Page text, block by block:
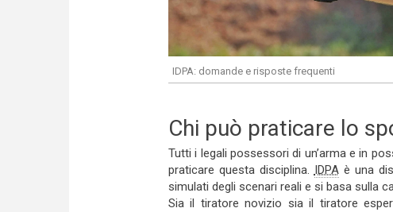
IDPA: domande e risposte frequenti
Chi può praticare lo
Tutti i legali possessori di un’arma e in
praticare questa disciplina. IDPAè una
simulati degli scenari reali e si basa sulla
Sia il tiratore novizio sia il tiratore